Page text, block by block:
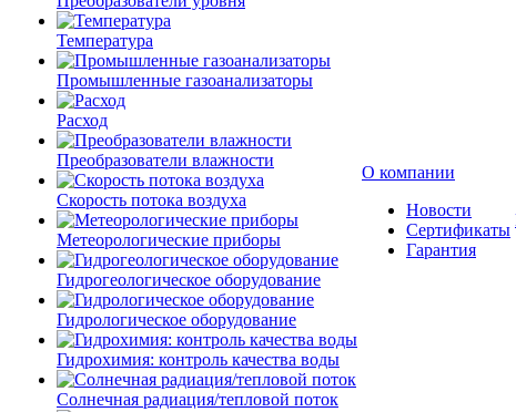
Температура
Промышленные газоанализаторы
Расход
Преобразователи влажности
Скорость потока воздуха
Метеорологические приборы
Гидрогеологическое оборудование
Гидрологическое оборудование
Гидрохимия: контроль качества воды
Солнечная радиация/тепловой поток
О компании
Новости
Сертификаты
Гарантия